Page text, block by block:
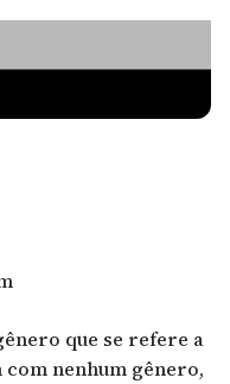
doação!
que se refere a
com nenhum gênero,